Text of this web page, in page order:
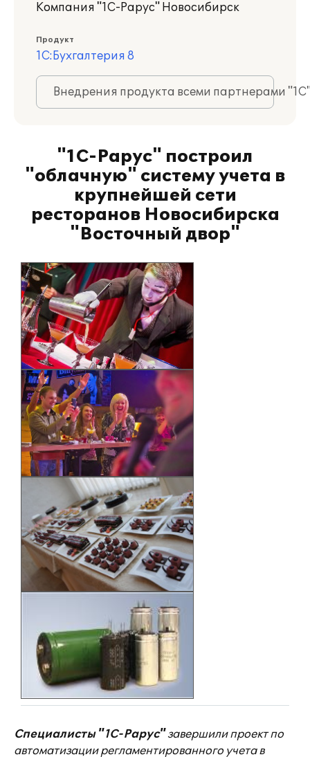
Компания "1С-Рарус" Новосибирск
Продукт
1С:Бухгалтерия 8
Внедрения продукта всеми партнерами
"1С-Рарус" построил
"облачную" систему учета в
крупнейшей сети
ресторанов Новосибирска
"Восточный двор"
Специалисты "1С-Рарус" завершили проект по
автоматизации регламентированного учета в